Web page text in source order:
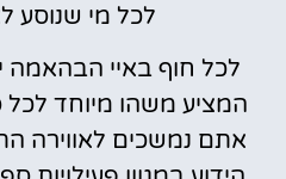
לכל מי שנוסע
לכל חוף באיי הבהאמה
המציע משהו מיוחד לכל
אתם נמשכים לאווירה